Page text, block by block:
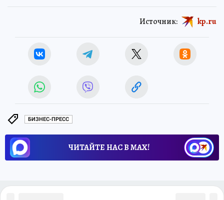
Источник: kp.ru
БИЗНЕС-ПРЕСС
ЧИТАЙТЕ НАС В МАХ!